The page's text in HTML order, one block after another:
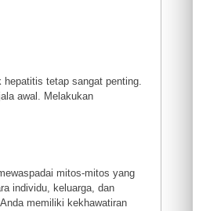
hepatitis tetap sangat penting.
awal. Melakukan
mitos-mitos yang
individu, keluarga, dan
memiliki kekhawatiran